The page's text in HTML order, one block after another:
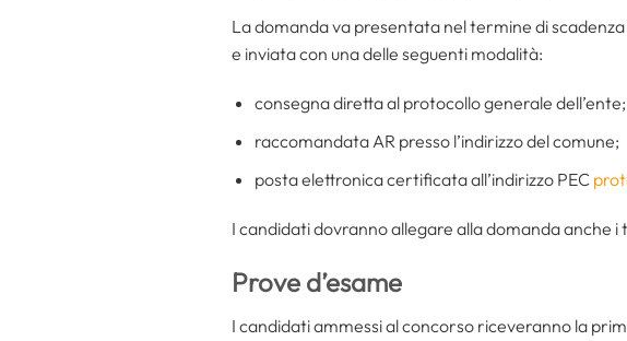
La domanda va presentata nel termine di
e inviata con una delle seguenti modalità:
consegna diretta al protocollo generale dell’ente;
raccomandata AR presso l’indirizzo del comune;
posta elettronica certificata all’indirizzo PEC
I candidati dovranno allegare alla domanda anche
Prove d’esame
I candidati ammessi al concorso riceveranno la